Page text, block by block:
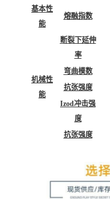
基本性
能
熔融指数
机械性
能
断裂下延伸
率
弯曲模数
抗张强度
Izod冲击强
度
抗张强度